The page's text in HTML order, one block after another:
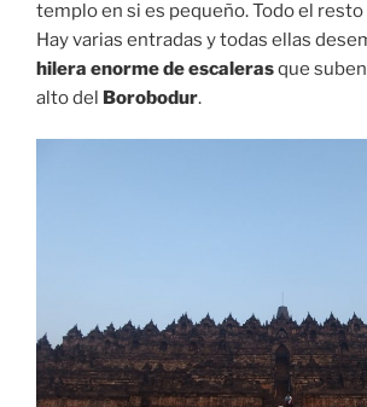
templo en si es pequeño. Todo el
Hay varias entradas y todas ellas
hilera enorme de escalerasque
alto del Borobodur.